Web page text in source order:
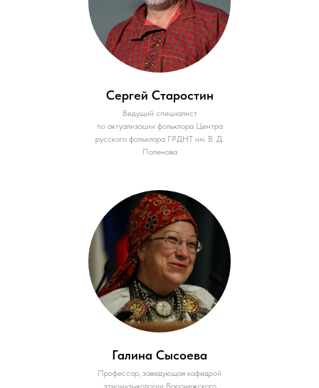
Сергей Старостин
Ведущий специалист
по актуализации фольклора Центра
русского фольклора ГРДНТ им. В. Д.
Поленова
Галина Сысоева
Профессор, заведующая кафедрой
этномузыкологии Воронежского